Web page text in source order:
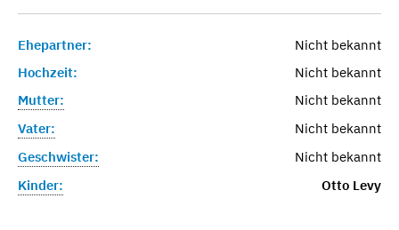
Ehepartner:
Nicht bekannt
Hochzeit:
Nicht bekannt
Mutter:
Nicht bekannt
Vater:
Nicht bekannt
Geschwister:
Nicht bekannt
Kinder:
Otto Levy